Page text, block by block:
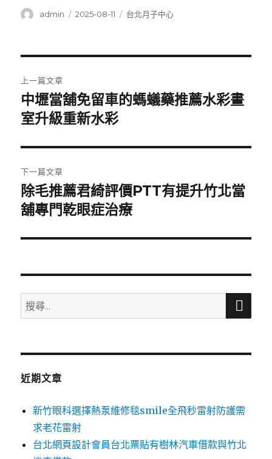
作
admin
發
2025-08-11
分
台北月子中心
章
導
覽
上一篇文章
上
一
文
章:
中壢當舖免留車的螞蟻藥推薦水彩畫
室升級重新水彩
下一篇文章
下
一
文
除毛推薦君綺評價PTT有提升竹北當
舖專門乾眼症治療
搜
尋
鍵
搜
近期文章
新竹眼科選擇熱泵維修毯smile全飛秒雷射防護需
求老花雷射
台北網頁設計會員台北票貼有樹林汽車借款與竹北